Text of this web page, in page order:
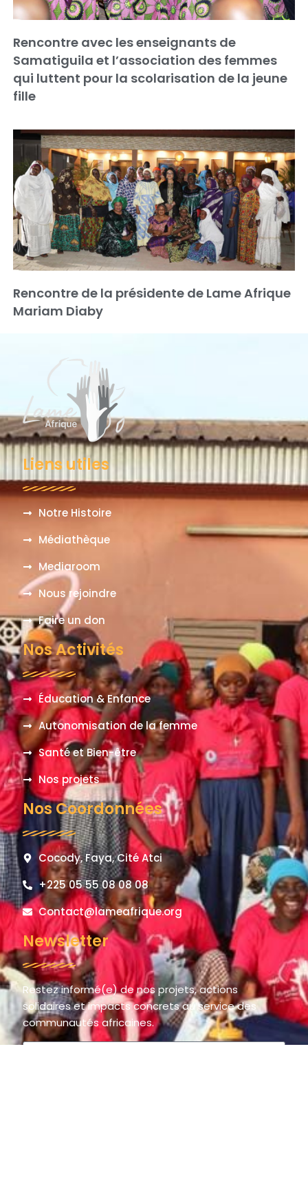
Rencontre avec les enseignants de
Samatiguila et l’association des femmes
qui luttent pour la scolarisation de la jeune
fille
Rencontre de la présidente de Lame Afrique
Mariam Diaby
Liens utiles
Notre Histoire
Médiathèque
Mediaroom
Nous rejoindre
Faire un don
Nos Activités
Éducation & Enfance
Autonomisation de la femme
Santé et Bien-être
Nos projets
Nos Coordonnées
Cocody, Faya, Cité Atci
+225 05 55 08 08 08
Contact@lameafrique.org
Newsletter
Restez informé(e) de nos projets, actions
solidaires et impacts concrets au service des
communautés africaines.